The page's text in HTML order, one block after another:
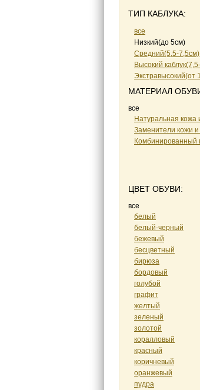
ТИП КАБЛУКА:
все
Низкий(до 5см)
Средний(5,5-7,5см)
Высокий
Экстравысокий(от
МАТЕРИАЛ
все
Натуральная кожа
Заменители кожи и
Комбинированный
ЦВЕТ ОБУВИ:
все
белый
белый-черный
бежевый
бесцветный
бирюза
бордовый
голубой
графит
желтый
зеленый
золотой
коралловый
красный
коричневый
оранжевый
пудра